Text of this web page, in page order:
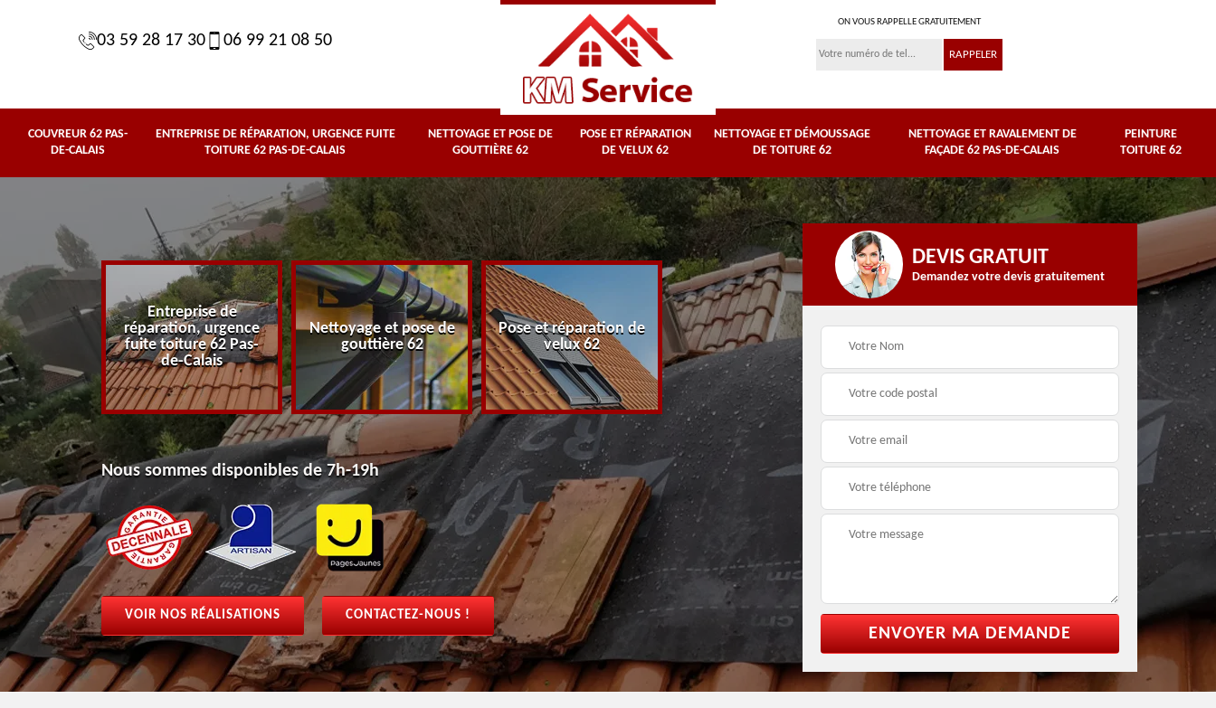
03 59 28 17 30 06 99 21 08 50
ON VOUS RAPPELLE GRATUITEMENT
COUVREUR 62 PAS-
DE-CALAIS
ENTREPRISE DE RÉPARATION, URGENCE FUITE
TOITURE 62 PAS-DE-CALAIS
NETTOYAGE ET POSE DE
GOUTTIÈRE 62
POSE ET RÉPARATION
DE VELUX 62
NETTOYAGE ET DÉMOUSSAGE
DE TOITURE 62
NETTOYAGE ET RAVALEMENT DE
FAÇADE 62 PAS-DE-CALAIS
PEINTURE
TOITURE 62
Pas-de-
Entreprise de
réparation, urgence
fuite toiture 62 Pas-
de-Calais
Nettoyage et pose de
gouttière 62
Pose et réparation de
velux 62
Nettoyage et
démoussage de
toiture 62
62 Pas-de-Calais
Peinture toiture 62
Nous sommes disponibles de 7h-19h
VOIR NOS RÉALISATIONS CONTACTEZ-NOUS !
DEVIS GRATUIT
Demandez votre devis gratuitement